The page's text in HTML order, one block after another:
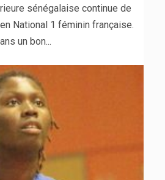
sénégalaise continue de
National 1 féminin française.
un bon...